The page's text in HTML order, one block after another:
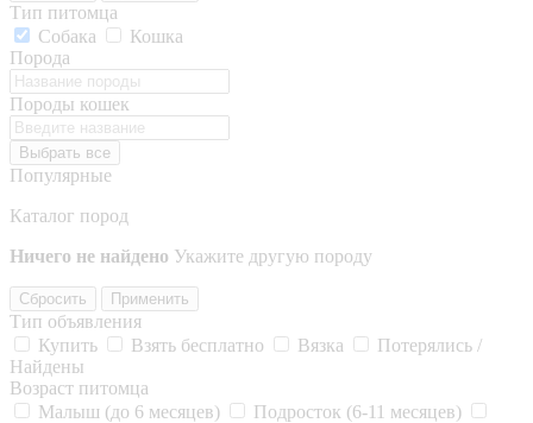
Тип питомца
Собака
Кошка
Порода
Породы кошек
Выбрать все
Популярные
Каталог пород
Ничего не найдено Укажите другую породу
Сбросить Применить
Тип объявления
Купить
Взять бесплатно Вязка
Потерялись /
Найдены
Возраст питомца
Малыш (до 6 месяцев)
Подросток (6-11 месяцев)